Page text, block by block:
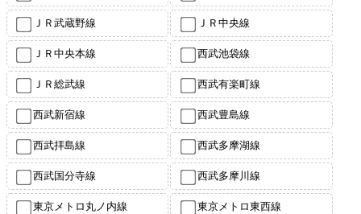
ＪＲ武蔵野線 ＪＲ中央線
ＪＲ中央本線 西武池袋線
ＪＲ総武線 西武有楽町線
西武新宿線 西武豊島線
西武拝島線 西武多摩湖線
西武国分寺線 西武多摩川線
東京メトロ丸ノ内線 東京メトロ東西線